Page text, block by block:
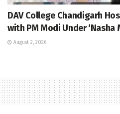
DAV College Chandigarh
with PM Modi Under ‘Nasha
August 2, 2026